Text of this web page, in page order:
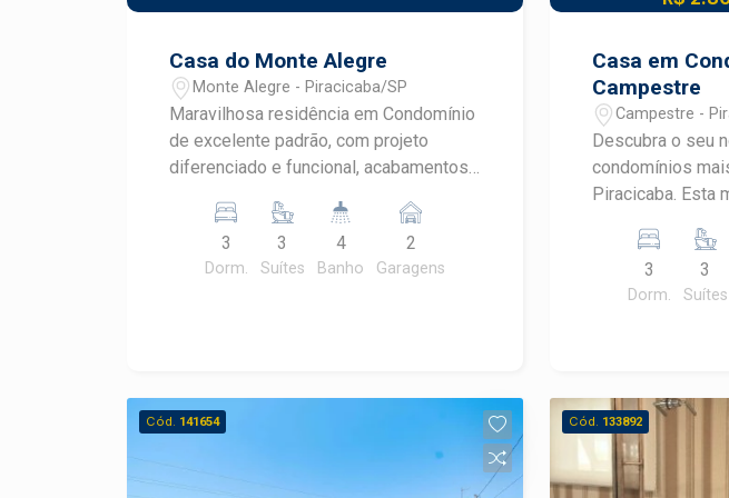
Casa do Monte Alegre
Monte Alegre - Piracicaba/SP
Maravilhosa residência em Condomínio
de excelente padrão, com projeto
diferenciado e funcional, acabamentos
Possui sala 3 ambientes, lavabo,
escritório planejado, ampla sala com
vista para a piscina e para o
com lindo projeto paisagístico. Aceita
financiamento.
3
Dorm.
3
Suítes
4
Banho
2
Garagens
Casa em
Campestre
Campestre -
Descubra o seu
condomínios
Piracicaba. Esta
incomparável,
conforto,
vida. Com
distribuídos de
otimizar cada ambiente. -
dormitórios,
privacidade e
3
Dorm.
3
Suítes
Cód. 141654 Cód. 133892